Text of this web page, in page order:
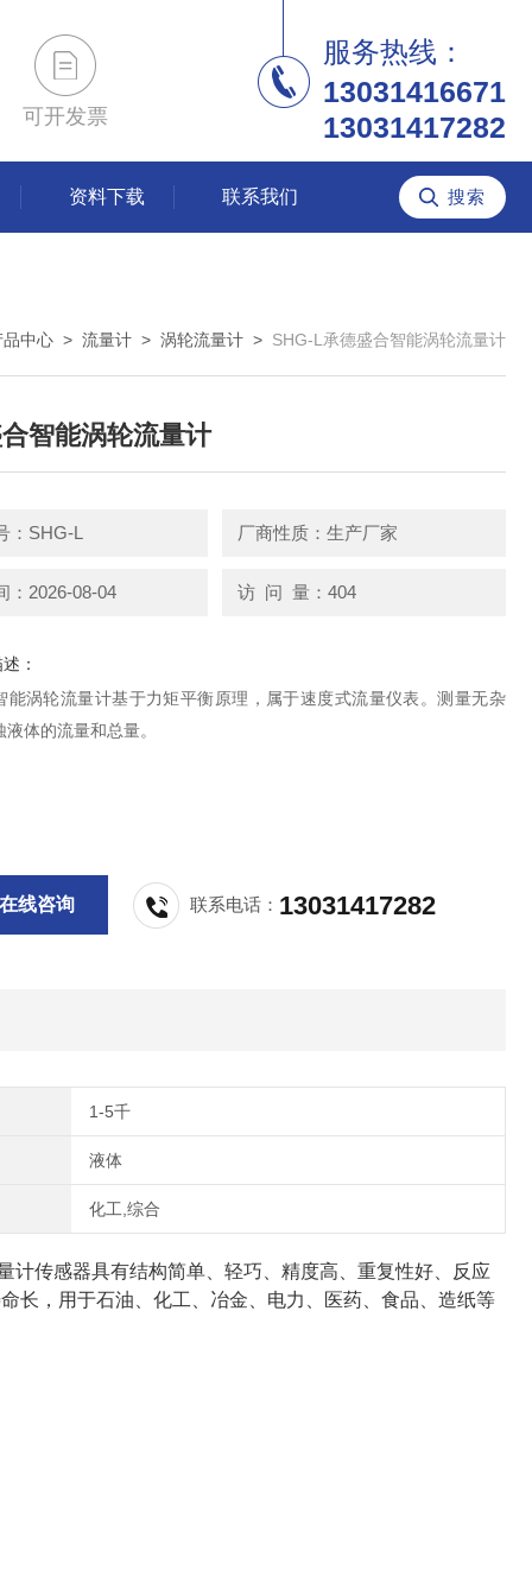
可开发票
服务热线：
13031416671
13031417282
资料下载 联系我们
品中心 > 流量计 > 涡轮流量计 > SHG-L承德盛合智能涡轮流量计
智能涡轮流量计
：SHG-L 厂商性质：生产厂家
：2026-08-04 访 问 量：404
：
能涡轮流量计基于力矩平衡原理，属于速度式流量仪表。测量无杂
液体的流量和总量。
在线咨询 联系电话： 13031417282
1-5千
液体
化工,综合
传感器具有结构简单、轻巧、精度高、重复性好、反应
长，用于石油、化工、冶金、电力、医药、食品、造纸等